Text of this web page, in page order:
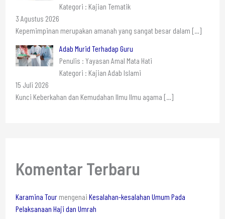
Kategori : Kajian Tematik
3 Agustus 2026
Kepemimpinan merupakan amanah yang sangat besar dalam […]
Adab Murid Terhadap Guru
Penulis : Yayasan Amal Mata Hati
Kategori : Kajian Adab Islami
15 Juli 2026
Kunci Keberkahan dan Kemudahan Ilmu Ilmu agama […]
Komentar Terbaru
Karamina Tourmengenai Kesalahan-kesalahan Umum Pada
Pelaksanaan Haji dan Umrah